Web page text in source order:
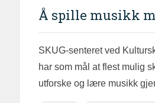
Å spille musikk
SKUG-senteret ved
har som mål at flest mulig
utforske og lære musikk